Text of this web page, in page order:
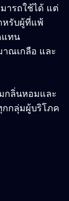
ารถใช้ได้ แต่
หรับผู้ที่แพ้
แทน
าณเกลือ และ
กลิ่นหอมและ
กกลุ่มผู้บริโภค